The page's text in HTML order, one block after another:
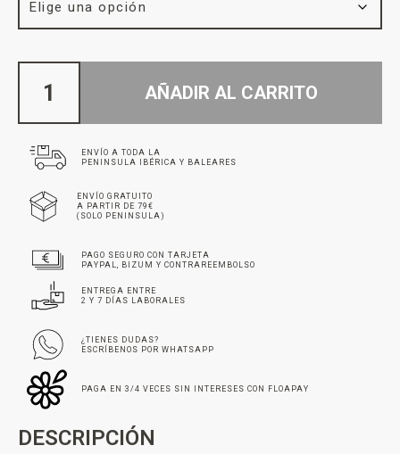
AÑADIR AL CARRITO
ENVÍO A TODA LA
PENINSULA IBÉRICA Y BALEARES
ENVÍO GRATUITO
A PARTIR DE 79€
(SOLO PENINSULA)
PAGO SEGURO CON TARJETA
PAYPAL, BIZUM Y CONTRAREEMBOLSO
ENTREGA ENTRE
2 Y 7 DÍAS LABORALES
¿TIENES DUDAS?
ESCRÍBENOS POR WHATSAPP
PAGA EN 3/4 VECES SIN INTERESES CON FLOAPAY
DESCRIPCIÓN